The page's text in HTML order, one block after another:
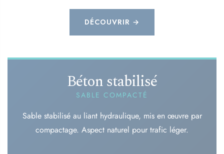
DÉCOUVRIR →
Béton stabilisé
SABLE COMPACTÉ
Sable stabilisé au liant hydraulique, mis en œuvre par
compactage. Aspect naturel pour trafic léger.